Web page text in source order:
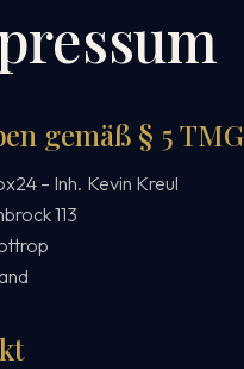
gemäß § 5 TMG
– Inh. Kevin Kreul
113